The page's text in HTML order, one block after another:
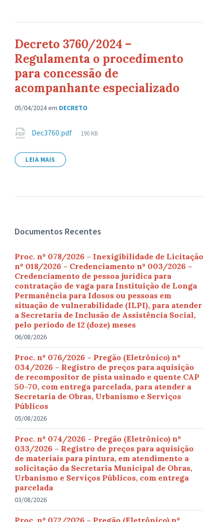
Decreto 3760/2024 –
Regulamenta o procedimento
para concessão de
acompanhante especializado
05/04/2024em DECRETO
Anexos
Dec3760.pdf
Tamanho
190 KB
LEIA MAIS
Documentos Recentes
Proc. nº 078/2026 – Inexigibilidade de Licitação
nº 018/2026 – Credenciamento nº 003/2026 –
Credenciamento de pessoa jurídica para
contratação de vaga para Instituição de Longa
Permanência para Idosos ou pessoas em
situação de vulnerabilidade (ILPI), para atender
a Secretaria de Inclusão de Assistência Social,
pelo período de 12 (doze) meses
06/08/2026
Proc. nº 076/2026 – Pregão (Eletrônico) nº
034/2026 – Registro de preços para aquisição
de recompositor de pista usinado e quente CAP
50-70, com entrega parcelada, para atender a
Secretaria de Obras, Urbanismo e Serviços
Públicos
05/08/2026
Proc. nº 074/2026 – Pregão (Eletrônico) nº
033/2026 – Registro de preços para aquisição
de materiais para pintura, em atendimento a
solicitação da Secretaria Municipal de Obras,
Urbanismo e Serviços Públicos, com entrega
parcelada
03/08/2026